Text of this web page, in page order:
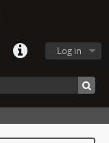
Log in